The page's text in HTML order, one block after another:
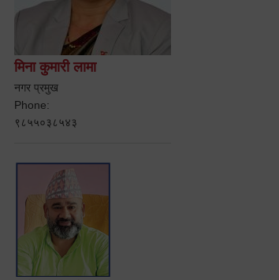
मिना कुमारी लामा
नगर प्रमुख
Phone:
९८५५०३८५४३